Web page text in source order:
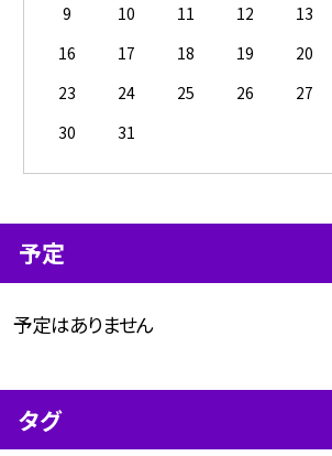
9
10 11 12 13
16
17 18 19 20
23
24 25 26 27
30
31
予定
予定はありません
タグ